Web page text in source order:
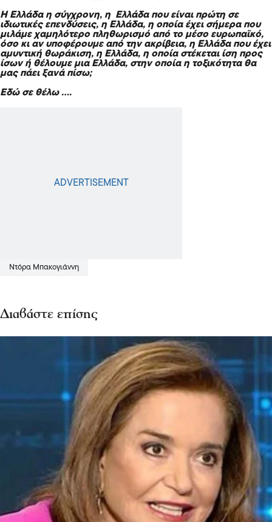
Η Ελλάδα η σύγχρονη, η Ελλάδα που είναι πρώτη σε
ιδιωτικές επενδύσεις, η Ελλάδα, η οποία έχει σήμερα που
μιλάμε χαμηλότερο πληθωρισμό από το μέσο ευρωπαϊκό,
όσο κι αν υποφέρουμε από την ακρίβεια, η Ελλάδα που έχει
αμυντική θωράκιση, η Ελλάδα, η οποία στέκεται ίση προς
ίσων ή θέλουμε μια Ελλάδα, στην οποία η τοξικότητα θα
μας πάει ξανά πίσω;
Εδώ σε θέλω ….
Ντόρα Μπακογιάννη
Διαβάστε επίσης